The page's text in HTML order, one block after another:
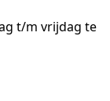
t/m vrijdag te